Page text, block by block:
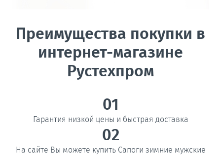
Преимущества покупки в
интернет-магазине
Рустехпром
01
Гарантия низкой цены и быстрая доставка
02
На сайте Вы можете купить Сапоги зимние мужские